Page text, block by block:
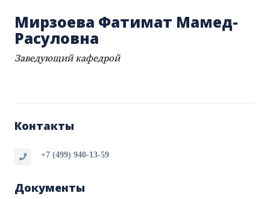
Мирзоева Фатимат Мамед-
Расуловна
Заведующий кафедрой
Контакты
+7 (499) 940-13-59
Документы